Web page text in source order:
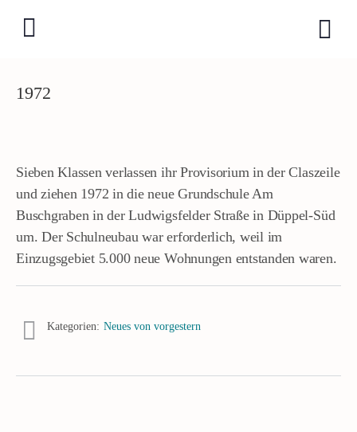
1972
Sieben Klassen verlassen ihr Provisorium in der Claszeile
und ziehen 1972 in die neue Grundschule Am
Buschgraben in der Ludwigsfelder Straße in Düppel-Süd
um. Der Schulneubau war erforderlich, weil im
Einzugsgebiet 5.000 neue Wohnungen entstanden waren.
Kategorien: Neues von vorgestern